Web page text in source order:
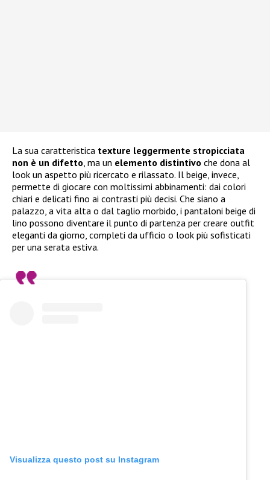
La sua caratteristica texture leggermente stropicciata
non è un difetto, ma un elemento distintivo che dona al
look un aspetto più ricercato e rilassato. Il beige, invece,
permette di giocare con moltissimi abbinamenti: dai colori
chiari e delicati fino ai contrasti più decisi. Che siano a
palazzo, a vita alta o dal taglio morbido, i pantaloni beige di
lino possono diventare il punto di partenza per creare outfit
eleganti da giorno, completi da ufficio o look più sofisticati
per una serata estiva.
Visualizza questo post su Instagram